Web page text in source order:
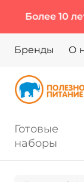
10 лет
Бренды О
Готовые
наборы